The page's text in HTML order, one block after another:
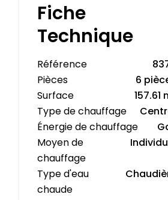
Fiche
Technique
Référence
Pièces
6
Surface
157.61
Type de chauffage
Énergie de chauffage
Moyen de
chauffage
Type d'eau
chaude